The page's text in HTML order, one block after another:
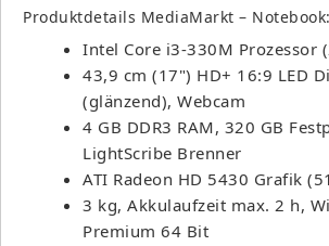
Produktdetails MediaMarkt – Notebook:
Intel Core i3-330M Prozessor
43,9 cm (17") HD+ 16:9 LED
(glänzend), Webcam
4 GB DDR3 RAM, 320 GB
LightScribe Brenner
ATI Radeon HD 5430 Grafik
3 kg, Akkulaufzeit max. 2 h,
Premium 64 Bit